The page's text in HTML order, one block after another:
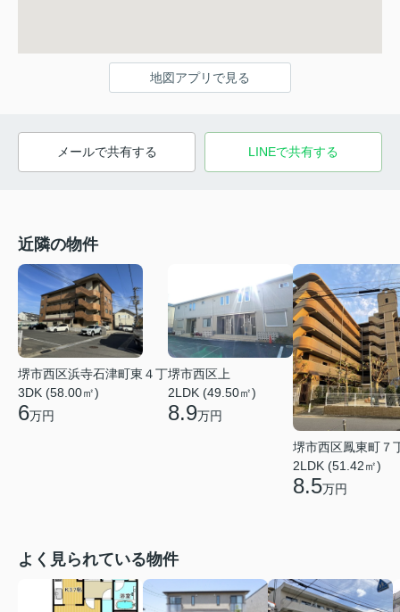
地図アプリで見る
メールで共有する LINEで共有する
近隣の物件
堺市西区浜寺石津町東４丁
3DK (58.00㎡)
6万円
堺市西区上
2LDK (49.50㎡)
8.9万円
堺市西区鳳東町７
2LDK (51.42㎡)
8.5万円
よく見られている物件